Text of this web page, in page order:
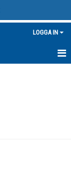
LOGGA IN